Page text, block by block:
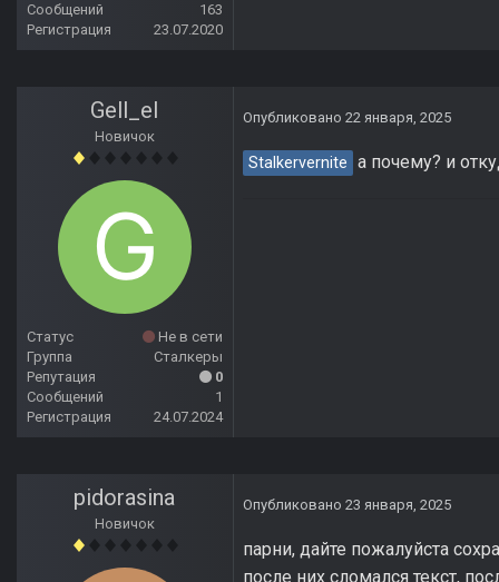
Сообщений
163
Регистрация
23.07.2020
Gell_el
Новичок
Статус
Не в сети
Группа
Сталкеры
Репутация
0
Сообщений
1
Регистрация
24.07.2024
Опубликовано 22 января, 2025
Stalkervernite а почему? и
pidorasina
Новичок
Опубликовано 23 января, 2025
парни, дайте пожалуйста
после них сломался текст,